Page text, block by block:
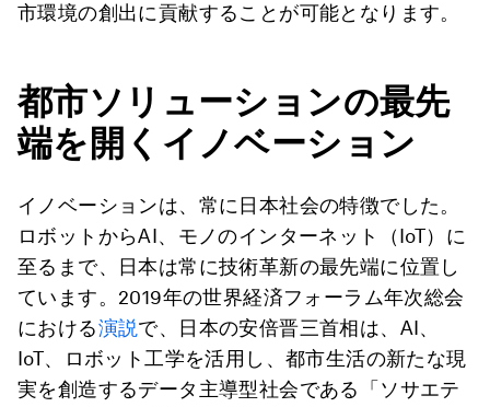
市環境の創出に貢献することが可能となります。
都市ソリューションの最先
端を開くイノベーション
イノベーションは、常に日本社会の特徴でした。
ロボットからAI、モノのインターネット（IoT）に
至るまで、日本は常に技術革新の最先端に位置し
ています。2019年の世界経済フォーラム年次総会
における演説で、日本の安倍晋三首相は、AI、
IoT、ロボット工学を活用し、都市生活の新たな現
実を創造するデータ主導型社会である「ソサエテ